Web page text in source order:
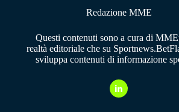
Redazione MME
Questi contenuti sono a cura di
realtà editoriale che su
sviluppa contenuti di informazione